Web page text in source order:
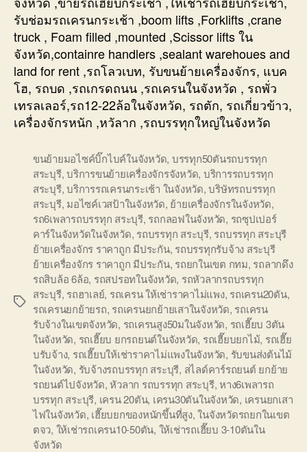
รับช่อมรถเครนกระเช้า ,boom lifts ,Forklifts ,crane
truck , Foam filled ,mounted ,Scissor lifts ใน
จังหวัด,containre handlers ,sealant warehoues and
land for rent ,รถโลวเบท, รับขนย้ายเครื่องจักร, แบค
โฮ, รถบด ,รถเกรดถนน ,รถเครนในจังหวัด , รถพั่ว
เทรลเลอร์,รถ12-22ล้อในจังหวัด, รถตัก, รถเกี่ยวข้าว,
เครื่องจักรหนัก ,หวัลาก ,รถบรรทุกใหญ่ในจังหวัด
Tags
ขนย้ายมอไซค์บิ๊กไบค์ในจังหวัด, บรรทุก50ตันรถบรรทุก
สระบุรี,บริการขนย้ายเครื่องจักรจังหวัด, บริการรถบรรทุก
สระบุรี,บริการรถเครนกระเช้า ในจังหวัด,บริษัทรถบรรทุก
สระบุรี, มอไซค์เวสป้าในจังหวัด, ย้ายเครื่องจักรในจังหวัด,
รถ6เพลารถบรรทุก สระบุรี, รถกลอฟในจังหวัด, รถซุปเปอร์
คาร์ในจังหวัดในจังหวัด, รถบรรทุก สระบุรี, รถบรรทุก สระบุรี
ย้ายเครื่องจักร ราคาถูก มีประกัน, รถบรรทุกรับจ้าง สระบุรี
ย้ายเครื่องจักร ราคาถูก มีประกัน, รถยกในเขต กทม, รถลากดึง
รถสิบล้อ 6ล้อ, รถสปรอทในจังหวัด, รถหัวลากรถบรรทุก
สระบุรี, รถฮาเลย์, รถเครน ให้เช่าราคาไม่แพง, รถเครน20ตัน,
รถเครนยกย้ายรถ, รถเครนยกย้ายเสาในจังหวัด, รถเครน
รับจ้างในเขตจังหวัด, รถเครนสูง50มในจังหวัด, รถเฮี๊ยบ 3ตัน
ในจังหวัด, รถเฮี๊ยบ ยกรถยนต์ในจังหวัด, รถเฮี๊ยบยกไม้, รถเฮี๊ย
บรับจ้าง, รถเฮี๊ยบให้เช่าราคาไม่แพงในจังหวัด, รับขนส่งต้นไม้
ในจังหวัด, รับจ้างรถบรรทุก สระบุรี, สไลด์คาร์รถยนต์ ยกย้าย
รถยนต์ไปจังหวัด,หัวลาก รถบรรทุก สระบุรี,หาง6เพลารถ
บรรทุก สระบุรี, เครน 20ตัน, เครน30ตันในจังหวัด, เครนยกเสา
ไฟในจังหวัด, เฮี๊ยบยกของหนักขึ้นที่สูง,ในจังหวัดรถยกในเขต
ตจว, ให้เช่ารถเครน10-50ตัน, ให้เช่ารถเฮี๊ยบ 3-10ตันใน
จังหวัด